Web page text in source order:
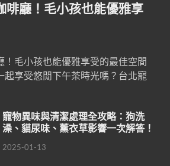
啡廳！毛小孩也能優雅享
！毛小孩也能優雅享受的最佳空間
起享受悠閒下午茶時光嗎？台北寵
寵物異味與清潔處理全攻略：狗洗
澡、貓尿味、薰衣草影響一次解答！
2025-01-13